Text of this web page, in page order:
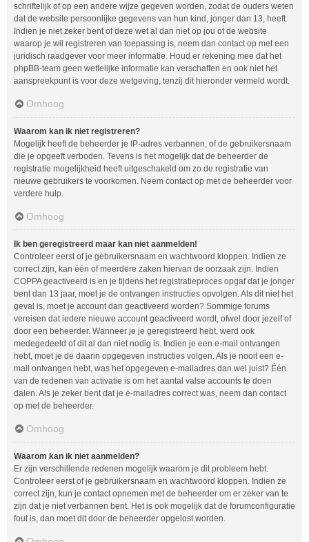
schriftelijk of op een andere wijze gegeven worden, zodat de ouders weten
dat de website persoonlijke gegevens van hun kind, jonger dan 13, heeft.
Indien je niet zeker bent of deze wet al dan niet op jou of de website
waarop je wil registreren van toepassing is, neem dan contact op met een
juridisch raadgever voor meer informatie. Houd er rekening mee dat het
phpBB-team geen wettelijke informatie kan verschaffen en ook niet het
aanspreekpunt is voor deze wetgeving, tenzij dit hieronder vermeld wordt.
Omhoog
Waarom kan ik niet registreren?
Mogelijk heeft de beheerder je IP-adres verbannen, of de gebruikersnaam
die je opgeeft verboden. Tevens is het mogelijk dat de beheerder de
registratie mogelijkheid heeft uitgeschakeld om zo de registratie van
nieuwe gebruikers te voorkomen. Neem contact op met de beheerder voor
verdere hulp.
Omhoog
Ik ben geregistreerd maar kan niet aanmelden!
Controleer eerst of je gebruikersnaam en wachtwoord kloppen. Indien ze
correct zijn, kan één of meerdere zaken hiervan de oorzaak zijn. Indien
COPPA geactiveerd is en je tijdens het registratieproces opgaf dat je jonger
bent dan 13 jaar, moet je de ontvangen instructies opvolgen. Als dit niet het
geval is, moet je account dan geactiveerd worden? Sommige forums
vereisen dat iedere nieuwe account geactiveerd wordt, ofwel door jezelf of
door een beheerder. Wanneer je je geregistreerd hebt, werd ook
medegedeeld of dit al dan niet nodig is. Indien je een e-mail ontvangen
hebt, moet je de daarin opgegeven instructies volgen. Als je nooit een e-
mail ontvangen hebt, was het opgegeven e-mailadres dan wel juist? Één
van de redenen van activatie is om het aantal valse accounts te doen
dalen. Als je zeker bent dat je e-mailadres correct was, neem dan contact
op met de beheerder.
Omhoog
Waarom kan ik niet aanmelden?
Er zijn verschillende redenen mogelijk waarom je dit probleem hebt.
Controleer eerst of je gebruikersnaam en wachtwoord kloppen. Indien ze
correct zijn, kun je contact opnemen met de beheerder om er zeker van te
zijn dat je niet verbannen bent. Het is ook mogelijk dat de forumconfiguratie
fout is, dan moet dit door de beheerder opgelost worden.